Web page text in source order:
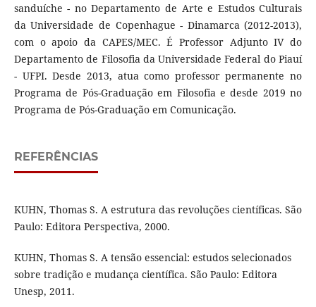
sanduíche - no Departamento de Arte e Estudos Culturais
da Universidade de Copenhague - Dinamarca (2012-2013),
com o apoio da CAPES/MEC. É Professor Adjunto IV do
Departamento de Filosofia da Universidade Federal do Piauí
- UFPI. Desde 2013, atua como professor permanente no
Programa de Pós-Graduação em Filosofia e desde 2019 no
Programa de Pós-Graduação em Comunicação.
REFERÊNCIAS
KUHN, Thomas S. A estrutura das revoluções científicas. São
Paulo: Editora Perspectiva, 2000.
KUHN, Thomas S. A tensão essencial: estudos selecionados
sobre tradição e mudança científica. São Paulo: Editora
Unesp, 2011.